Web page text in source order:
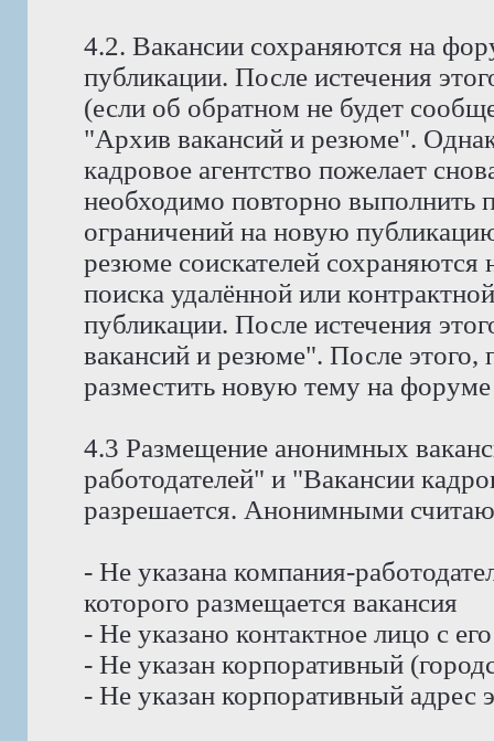
4.2. Вакансии сохраняются на
публикации. После истечения
(если об обратном не будет
"Архив вакансий и резюме".
кадровое агентство пожелает
необходимо повторно выполнить
ограничений на новую
резюме соискателей
поиска удалённой или
публикации. После истечения
вакансий и резюме". После этого,
разместить новую тему на
4.3 Размещение анонимных
работодателей" и "Вакансии
разрешается. Анонимными
- Не указана компания-
которого размещается вакансия
- Не указано контактное лицо с
- Не указан корпоративный
- Не указан корпоративный адрес